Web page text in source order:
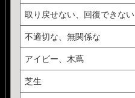
取り戻せない、回復できない
不適切な、無関係な
アイビー、木蔦
芝生